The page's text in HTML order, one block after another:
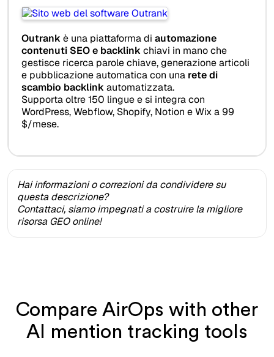
Outrank è una piattaforma di automazione
contenuti SEO e backlink chiavi in mano che
gestisce ricerca parole chiave, generazione articoli
e pubblicazione automatica con una rete di
scambio backlink automatizzata.
Supporta oltre 150 lingue e si integra con
WordPress, Webflow, Shopify, Notion e Wix a 99
$/mese.
Hai informazioni o correzioni da condividere su
questa descrizione?
Contattaci, siamo impegnati a costruire la migliore
risorsa GEO online!
Compare AirOps with other
AI mention tracking tools